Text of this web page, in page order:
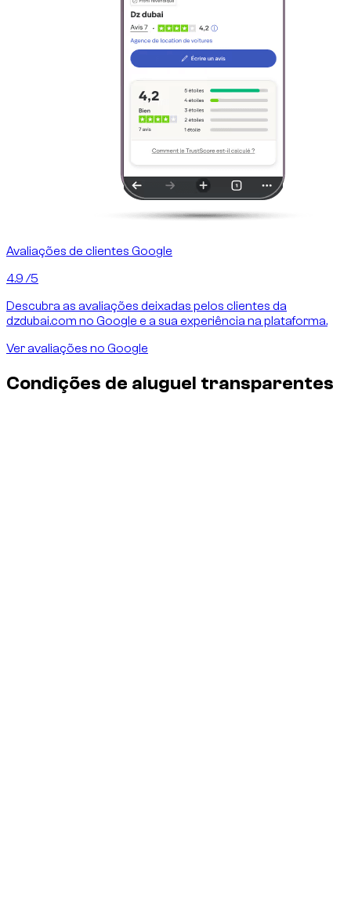
Avaliações de clientes Google
4.9 /5
Descubra as avaliações deixadas pelos clientes da
dzdubai.com no Google e a sua experiência na plataforma.
Ver avaliações no Google
Condições de aluguel transparentes